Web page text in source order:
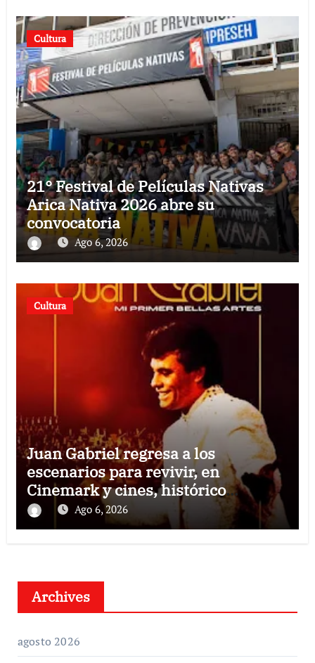
Cultura
21° Festival de Películas Nativas
Arica Nativa 2026 abre su
convocatoria
Ago 6, 2026
Cultura
Juan Gabriel regresa a los
escenarios para revivir, en
Cinemark y cines, histórico
concierto en Palacio de Bellas Artes
Ago 6, 2026
Archives
agosto 2026